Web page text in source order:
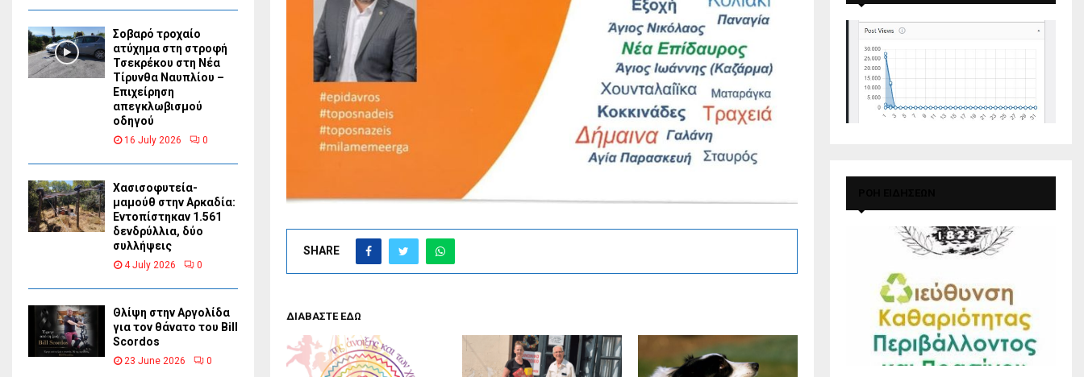
SHARE
ΔΙΑΒΑΣΤΕ ΕΔΩ
Σοβαρό τροχαίο
ατύχημα στη στροφή
Τσεκρέκου στη Νέα
Τίρυνθα Ναυπλίου –
Επιχείρηση
απεγκλωβισμού
οδηγού
16 July 2026 0
Χασισοφυτεία-
μαμούθ στην Αρκαδία:
Εντοπίστηκαν 1.561
δενδρύλλια, δύο
συλλήψεις
4 July 2026 0
Θλίψη στην Αργολίδα
για τον θάνατο του Bill
Scordos
23 June 2026 0